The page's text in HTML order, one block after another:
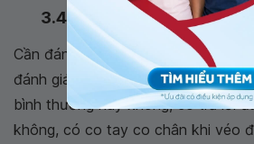
3.4. Thần kinh (D -
Cần đánh giá nhanh tổn thương hệ
đánh giá nhanh nạn nhân tỉnh, có
bình thường hay không, có trả lời
không, có co tay co chân khi véo